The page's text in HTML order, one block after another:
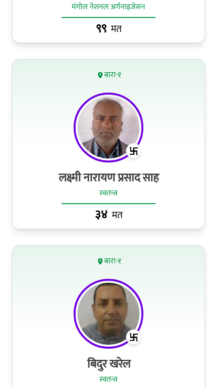
मंगोल नेशनल अर्गनाइजेसन
९९ मत
बारा-१
लक्ष्मी नारायण प्रसाद साह
स्वतन्त्र
३४ मत
बारा-१
बिदुर खरेल
स्वतन्त्र